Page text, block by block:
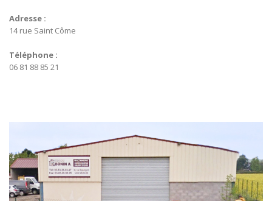
Adresse :
14 rue Saint Côme
Téléphone :
06 81 88 85 21